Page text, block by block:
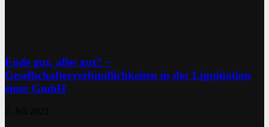
Ende gut, alles gut? −
Gesellschafterverbindlichkeiten in der Liquidation
einer GmbH